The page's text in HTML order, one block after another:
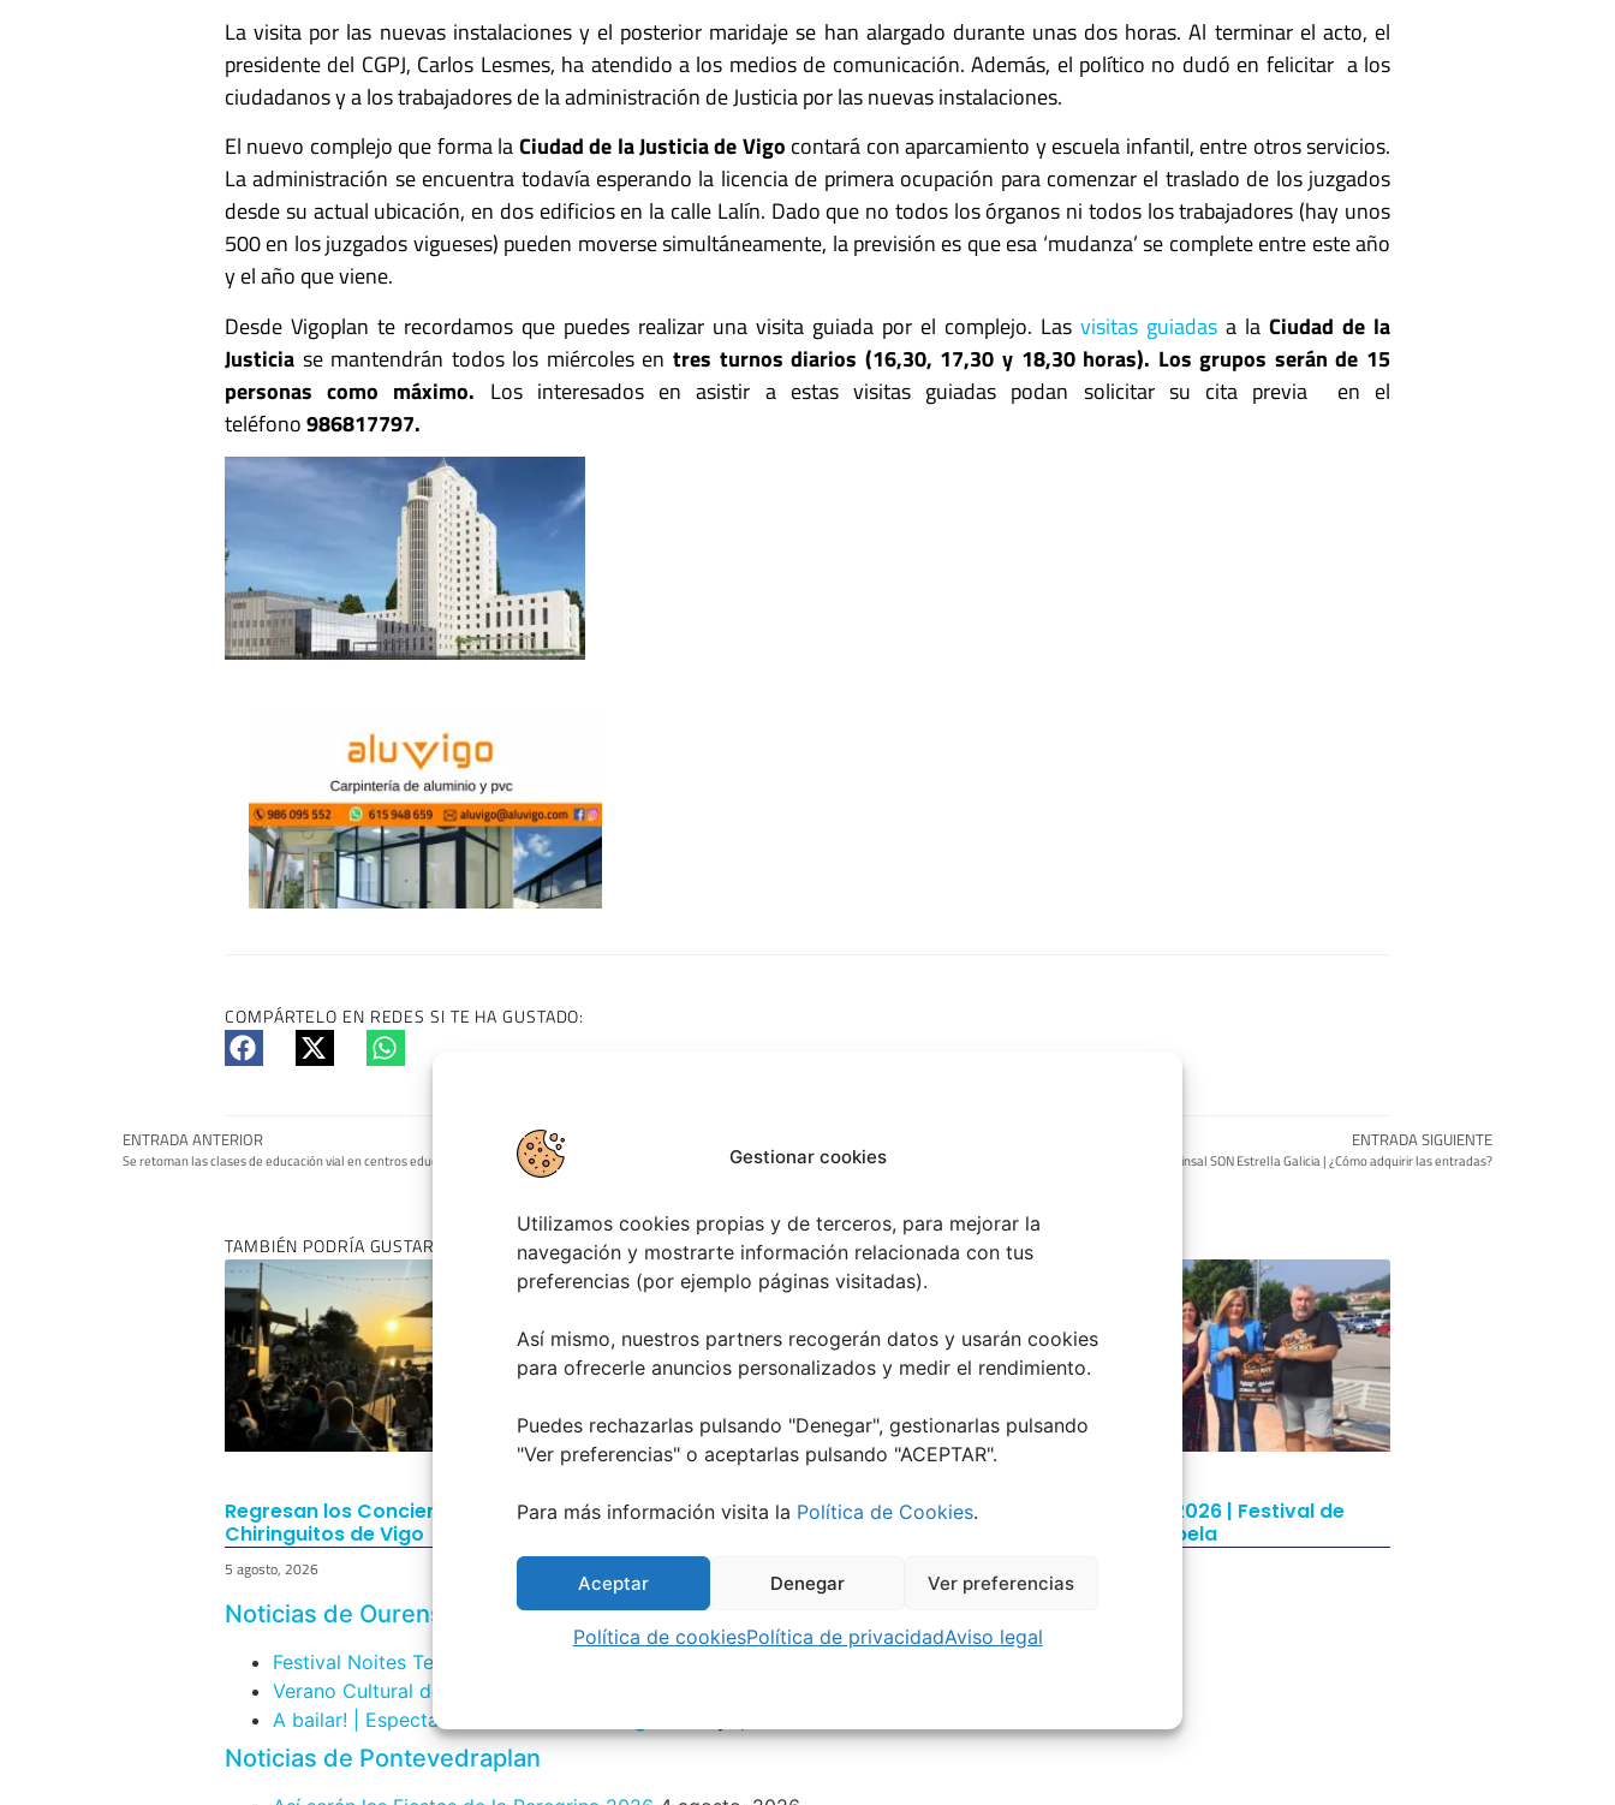
Gestionar cookies
Utilizamos cookies propias y de terceros, para mejorar la
navegación y mostrarte información relacionada con tus
preferencias (por ejemplo páginas visitadas).
Así mismo, nuestros partners recogerán datos y usarán cookies
para ofrecerle anuncios personalizados y medir el rendimiento.
Puedes rechazarlas pulsando "Denegar", gestionarlas pulsando
"Ver preferencias" o aceptarlas pulsando "ACEPTAR".
Para más información visita la Política de Cookies.
Aceptar Denegar Ver preferencias
Política de cookiesPolítica de privacidadAviso legal
La visita por las nuevas instalaciones y el posterior maridaje se han alargado durante unas dos horas. Al terminar el acto, el
presidente del CGPJ, Carlos Lesmes, ha atendido a los medios de comunicación. Además, el político no dudó en felicitar a los
ciudadanos y a los trabajadores de la administración de Justicia por las nuevas instalaciones.
El nuevo complejo que forma laCiudad de la Justicia de Vigo contará con aparcamiento y escuela infantil, entre otros servicios.
La administración se encuentra todavía esperando la licencia de primera ocupación para comenzar el traslado de los juzgados
desde su actual ubicación, en dos edificios en la calle Lalín. Dado que no todos los órganos ni todos los trabajadores (hay unos
500 en los juzgados vigueses) pueden moverse simultáneamente, la previsión es que esa ‘mudanza’ se complete entre este año
y el año que viene.
Desde Vigoplan te recordamos que puedes realizar una visita guiada por el complejo. Las visitas guiadas a la Ciudad de la
Justicia se mantendrán todos los miércoles entres turnos diarios (16,30, 17,30 y 18,30 horas). Los grupos serán de 15
personas como máximo. Los interesados en asistir a estas visitas guiadas podan solicitar su cita previa en el
teléfono986817797.
COMPÁRTELO EN REDES SI TE HA GUSTADO:
ENTRADA ANTERIOR
Se retoman las clases de educación vial en centros educativos
ENTRADA SIGUIENTE
Sinsal SON Estrella Galicia | ¿Cómo adquirir las entradas?
TAMBIÉN PODRÍA GUSTARTE:
Regresan los Conciertos a los
Chiringuitos de Vigo
5 agosto, 2026
Eclipse Solar 2026 en Vigo: el Gran
4 agosto, 2026
Berete Rock 2026 | Festival de
Rock de Chapela
Noticias de Ourenseplan
Festival Noites Teatrais de Vilamarín 2026
Verano Cultural de Seixalbo 2026
A bailar! | Espectáculo en Baños de Molga
Noticias de Pontevedraplan